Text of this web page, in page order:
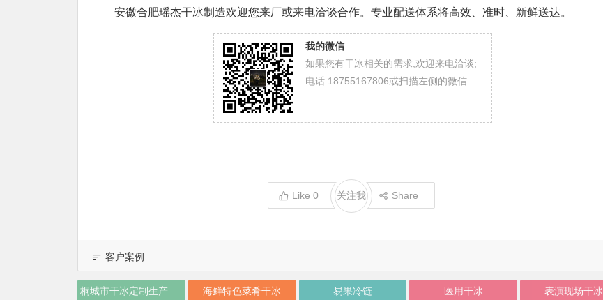
安徽合肥瑶杰干冰制造欢迎您来厂或来电洽谈合作。专业配送体系将高效、准时、新鲜送达。
我的微信
如果您有干冰相关的需求,欢迎来电洽谈;
电话:18755167806或扫描左侧的微信
Like0 Share
关注我
客户案例
桐城市干冰定制生产制造 海鲜特色菜肴干冰 易果冷链 医用干冰 表演现场干冰